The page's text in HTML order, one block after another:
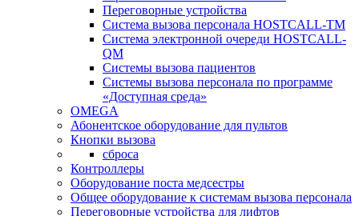
Переговорные устройства
Система вызова персонала HOSTCALL-TM
Система электронной очереди HOSTCALL-
QM
Системы вызова пациентов
Системы вызова персонала по программе
«Доступная среда»
OMEGA
Абонентское оборудование для пультов
Кнопки вызова
сброса
Контроллеры
Оборудование поста медсестры
Общее оборудование к системам вызова персонала
Переговорные устройства для лифтов